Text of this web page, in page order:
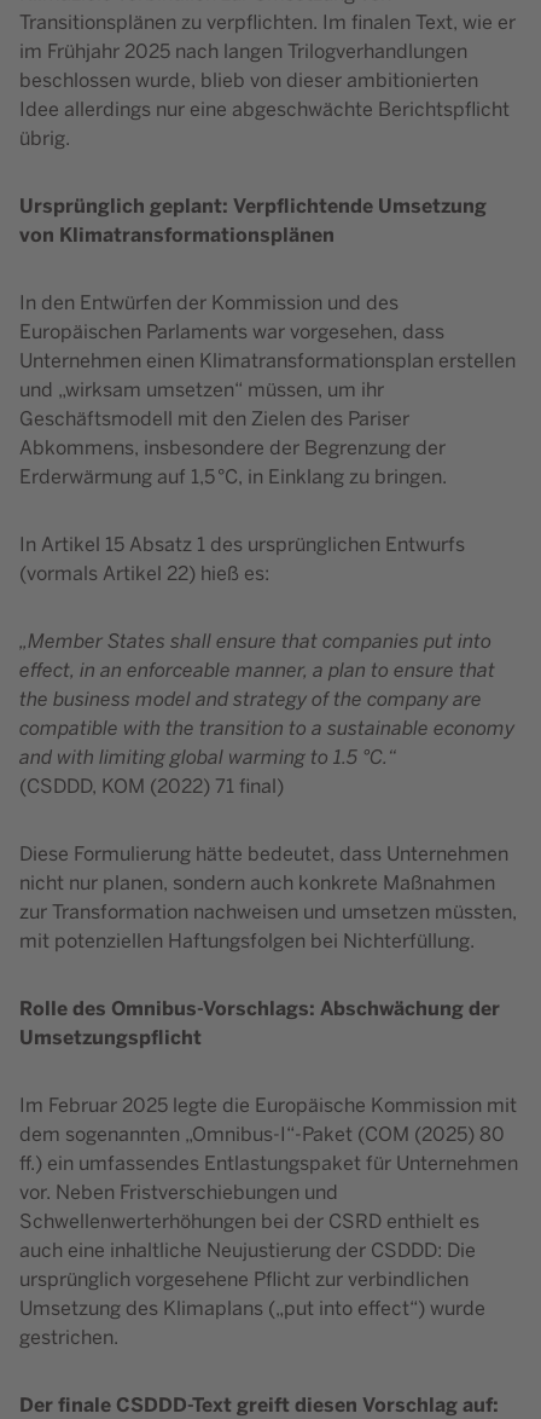
Transitionsplänen zu verpflichten. Im finalen Text, wie er
im Frühjahr 2025 nach langen Trilogverhandlungen
beschlossen wurde, blieb von dieser ambitionierten
Idee allerdings nur eine abgeschwächte Berichtspflicht
übrig.
Ursprünglich geplant: Verpflichtende Umsetzung
von Klimatransformationsplänen
In den Entwürfen der Kommission und des
Europäischen Parlaments war vorgesehen, dass
Unternehmen einen Klimatransformationsplan erstellen
und „wirksam umsetzen“ müssen, um ihr
Geschäftsmodell mit den Zielen des Pariser
Abkommens, insbesondere der Begrenzung der
Erderwärmung auf 1,5 °C, in Einklang zu bringen.
In Artikel 15 Absatz 1 des ursprünglichen Entwurfs
(vormals Artikel 22) hieß es:
„Member States shall ensure that companies put into
effect, in an enforceable manner, a plan to ensure that
the business model and strategy of the company are
compatible with the transition to a sustainable economy
and with limiting global warming to 1.5 °C.“
(CSDDD, KOM (2022) 71 final)
Diese Formulierung hätte bedeutet, dass Unternehmen
nicht nur planen, sondern auch konkrete Maßnahmen
zur Transformation nachweisen und umsetzen müssten,
mit potenziellen Haftungsfolgen bei Nichterfüllung.
Rolle des Omnibus-Vorschlags: Abschwächung der
Umsetzungspflicht
Im Februar 2025 legte die Europäische Kommission mit
dem sogenannten „Omnibus-I“-Paket (COM (2025) 80
ff.) ein umfassendes Entlastungspaket für Unternehmen
vor. Neben Fristverschiebungen und
Schwellenwerterhöhungen bei der CSRD enthielt es
auch eine inhaltliche Neujustierung der CSDDD: Die
ursprünglich vorgesehene Pflicht zur verbindlichen
Umsetzung des Klimaplans („put into effect“) wurde
gestrichen.
Der finale CSDDD-Text greift diesen Vorschlag auf: